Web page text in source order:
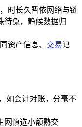
时长久暂依网络与链
待兔，静候数据归
资产信息、 交易记
如会计对账，分毫不
网慎选小额熟交